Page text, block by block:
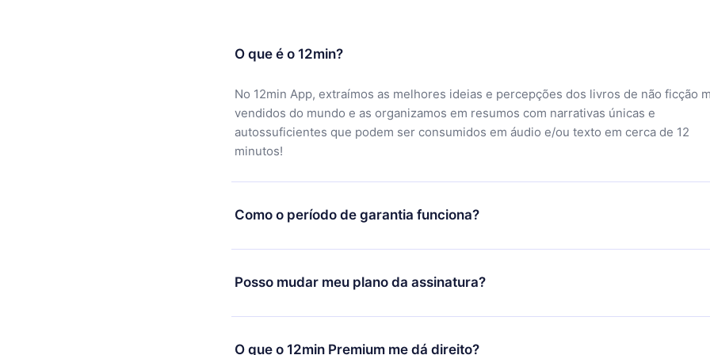
O que é o 12min?
No 12min App, extraímos as melhores ideias e percepções dos livros de não ficção
vendidos do mundo e as organizamos em resumos com narrativas únicas e
autossuficientes que podem ser consumidos em áudio e/ou texto em cerca de 12
minutos!
Como o período de garantia funciona?
Você pode baixar nosso aplicativo e começar a aproveitar nossa biblioteca. Se por
motivo não ficar satisfeito com nossa plataforma, basta entrar em contato com nossa
equipe de suporte (contato@12min.com) em até 7 dias após a compra e solicitar o
Posso mudar meu plano da assinatura?
Sim, mas a mudança só se aplicará a partir do próximo período de cobrança. Por
exemplo, se você decidiu mudar sua assinatura mensal para anual, após confirmar a
O que o 12min Premium me dá direito?